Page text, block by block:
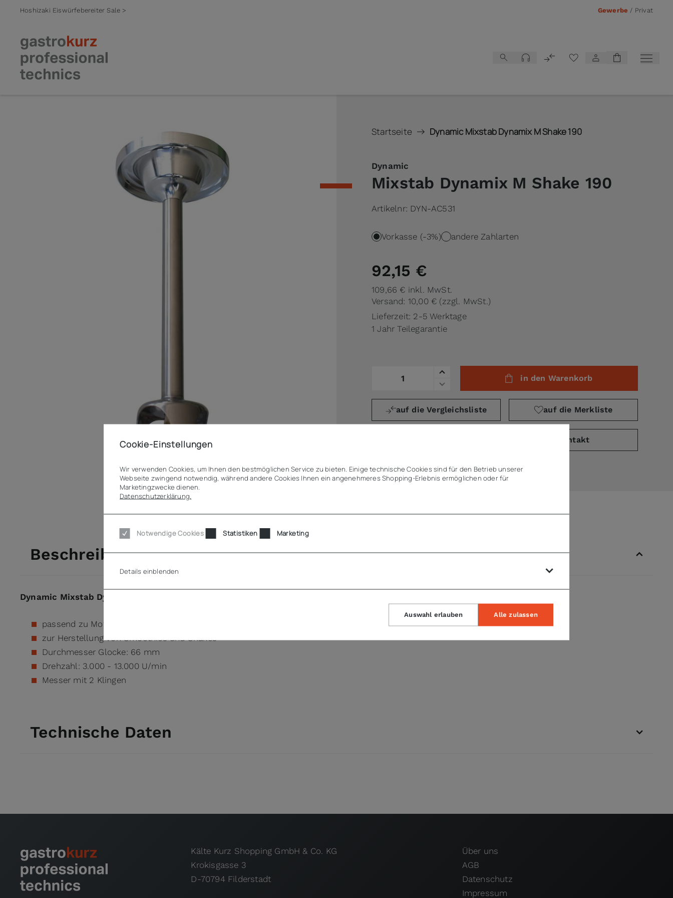
Hoshizaki Eiswürfebereiter Sale > Gewerbe / Privat
Startseite Dynamic Mixstab Dynamix M Shake 190
Dynamic
Mixstab Dynamix M Shake 190
Artikelnr: DYN-AC531
Vorkasse (-3%) andere Zahlarten
92,15 €
109,66 € inkl. MwSt.
Versand: 10,00 € (zzgl. MwSt.)
Lieferzeit: 2-5 Werktage
1 Jahr Teilegarantie
in den Warenkorb
auf die Vergleichsliste auf die Merkliste
Kontakt
Beschreibung
Dynamic Mixstab Dynamix M Shake 190
passend zu Motorblock Dynamix
zur Herstellung von Smoothies und Shakes
Durchmesser Glocke: 66 mm
Drehzahl: 3.000 - 13.000 U/min
Messer mit 2 Klingen
Technische Daten
Kälte Kurz Shopping GmbH & Co. KG
Krokisgasse 3
D-70794 Filderstadt
Über uns
AGB
Datenschutz
Impressum
Cookie-Einstellungen
Wir verwenden Cookies, um Ihnen den bestmöglichen Service zu bieten. Einige technische Cookies sind für den Betrieb unserer
Webseite zwingend notwendig, während andere Cookies Ihnen ein angenehmeres Shopping-Erlebnis ermöglichen oder für
Marketingzwecke dienen.
Datenschutzerklärung.
Notwendige Cookies Statistiken Marketing
Details einblenden
Auswahl erlauben Alle zulassen